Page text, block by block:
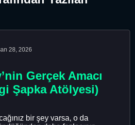
28, 2026
Gerçek Amacı
Şapka Atölyesi)
bir şey varsa, o da